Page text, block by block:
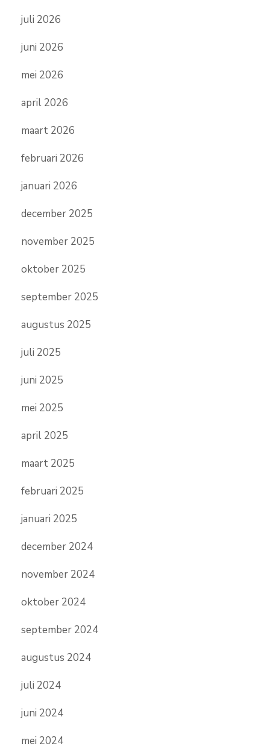
juli 2026
juni 2026
mei 2026
april 2026
maart 2026
februari 2026
januari 2026
december 2025
november 2025
oktober 2025
september 2025
augustus 2025
juli 2025
juni 2025
mei 2025
april 2025
maart 2025
februari 2025
januari 2025
december 2024
november 2024
oktober 2024
september 2024
augustus 2024
juli 2024
juni 2024
mei 2024